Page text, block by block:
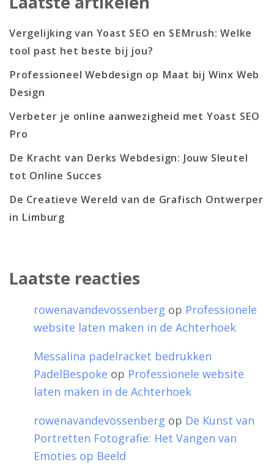
Vergelijking van Yoast SEO en SEMrush: Welke
tool past het beste bij jou?
Professioneel Webdesign op Maat bij Winx Web
Design
Verbeter je online aanwezigheid met Yoast SEO
Pro
De Kracht van Derks Webdesign: Jouw Sleutel
tot Online Succes
De Creatieve Wereld van de Grafisch Ontwerper
in Limburg
Laatste reacties
rowenavandevossenberg op Professionele
website laten maken in de Achterhoek
Messalina padelracket bedrukken
PadelBespoke op Professionele website
laten maken in de Achterhoek
rowenavandevossenberg op De Kunst van
Portretten Fotografie: Het Vangen van
Emoties op Beeld